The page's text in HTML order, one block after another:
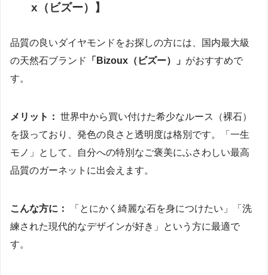
x（ビズー）】
品質の良いダイヤモンドをお探しの方には、国内最大級
の天然石ブランド
「Bizoux（ビズー）」 がおすすめで
す。
メリット： 世界中から買い付けた希少なルース（裸石）
を扱っており、発色の良さと透明度は格別です。「一生
モノ」として、自分への特別なご褒美にふさわしい最高
品質のガーネットに出会えます。
こんな方に：
「とにかく綺麗な石を身につけたい」「洗
練された現代的なデザインが好き」という方に最適で
す。